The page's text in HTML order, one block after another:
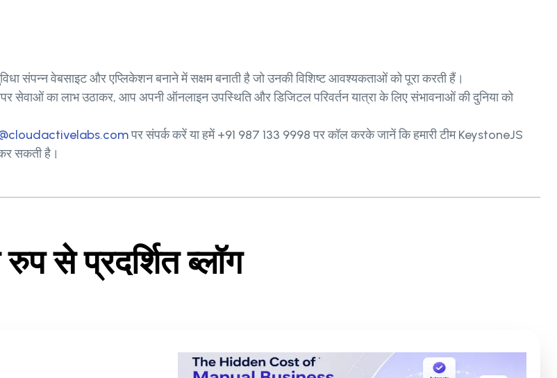
संपन्न वेबसाइट और एप्लिकेशन बनाने में सक्षम बनाती है जो उनकी विशिष्ट आवश्यकताओं को पूरा करती हैं।
का लाभ उठाकर, आप अपनी ऑनलाइन उपस्थिति और डिजिटल परिवर्तन यात्रा के लिए संभावनाओं की दुनिया को
पर संपर्क करें या हमें +91 987 133 9998 पर कॉल करके जानें कि हमारी टीम KeystoneJS
सकती है।
से प्रदर्शित ब्लॉग